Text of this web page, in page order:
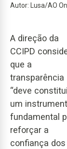
Autor: Lusa/AO
A direção da
CCIPD
que a
transparência
“deve
um
fundamental
reforçar a
confiança dos